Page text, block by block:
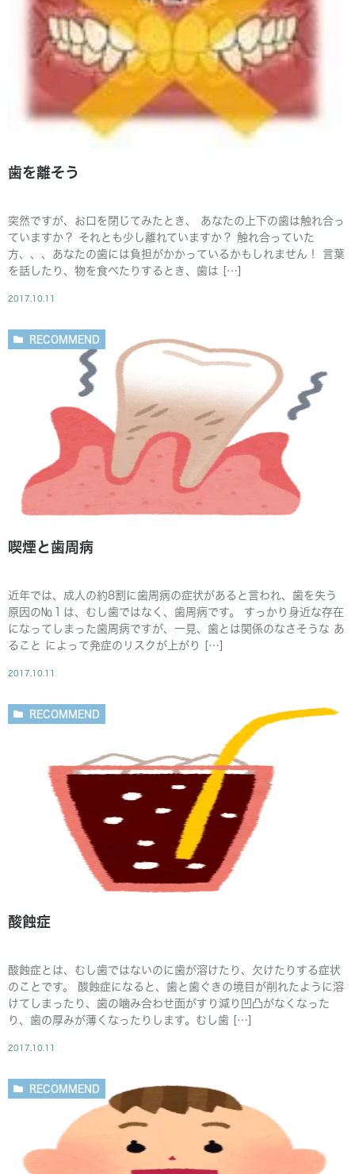
歯を離そう
突然ですが、お口を閉じてみたとき、 あなたの上下の歯は触れ合っ
ていますか？ それとも少し離れていますか？ 触れ合っていた
方、、、あなたの歯には負担がかかっているかもしれません！ 言葉
を話したり、物を食べたりするとき、歯は […]
2017.10.11
RECOMMEND
喫煙と歯周病
近年では、成人の約8割に歯周病の症状があると言われ、歯を失う
原因の№１は、むし歯ではなく、歯周病です。 すっかり身近な存在
になってしまった歯周病ですが、一見、歯とは関係のなさそうな あ
ること によって発症のリスクが上がり […]
2017.10.11
RECOMMEND
酸蝕症
酸蝕症とは、むし歯ではないのに歯が溶けたり、欠けたりする症状
のことです。 酸蝕症になると、歯と歯ぐきの境目が削れたように溶
けてしまったり、歯の噛み合わせ面がすり減り凹凸がなくなった
り、歯の厚みが薄くなったりします。むし歯 […]
2017.10.11
RECOMMEND